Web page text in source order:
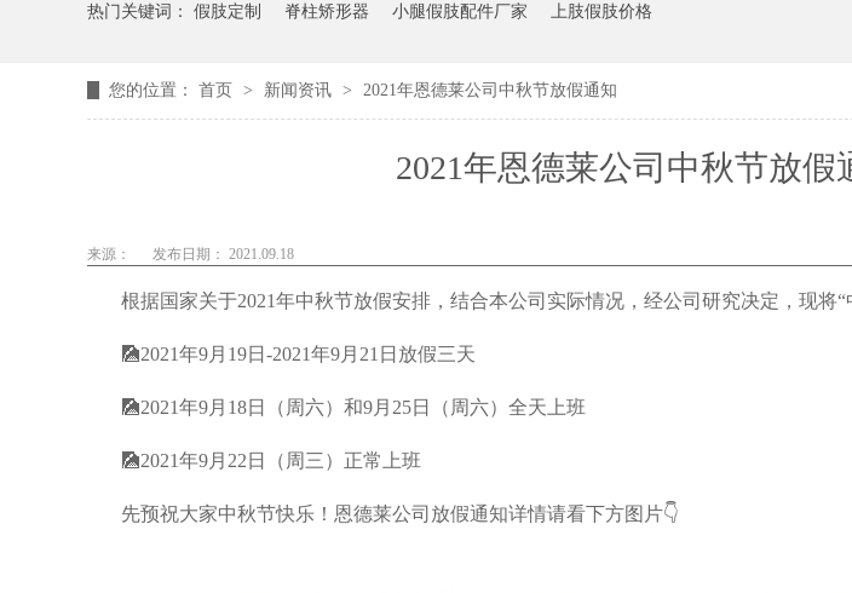
热门关键词： 假肢定制 脊柱矫形器 小腿假肢配件厂家 上肢假肢价格
您的位置： 首页 > 新闻资讯 > 2021年恩德莱公司中秋节放假通知
2021年恩德莱公司中秋节放假
来源： 发布日期： 2021.09.18
根据国家关于2021年中秋节放假安排，结合本公司实际情况，经公司研究决定，现将“
🎑2021年9月19日-2021年9月21日放假三天
🎑2021年9月18日（周六）和9月25日（周六）全天上班
🎑2021年9月22日（周三）正常上班
先预祝大家中秋节快乐！恩德莱公司放假通知详情请看下方图片👇